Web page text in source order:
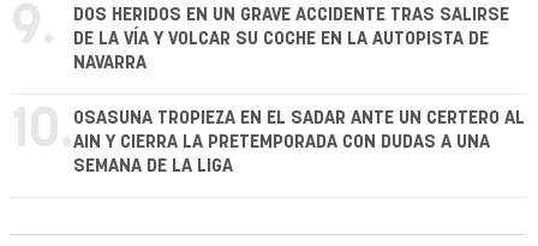
9.
DOS HERIDOS EN UN GRAVE ACCIDENTE TRAS SALIRSE
DE LA VÍA Y VOLCAR SU COCHE EN LA AUTOPISTA DE
NAVARRA
10. OSASUNA TROPIEZA EN EL SADAR ANTE UN CERTERO AL
AIN Y CIERRA LA PRETEMPORADA CON DUDAS A UNA
SEMANA DE LA LIGA